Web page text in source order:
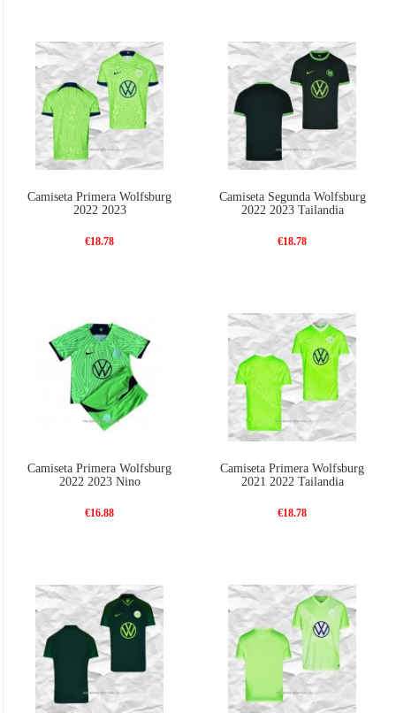
Camiseta Primera Wolfsburg
2022 2023
€18.78
Camiseta Segunda Wolfsburg
2022 2023 Tailandia
€18.78
Camiseta Primera Wolfsburg
2022 2023 Nino
€16.88
Camiseta Primera Wolfsburg
2021 2022 Tailandia
€18.78